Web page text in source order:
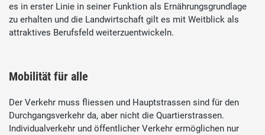
es in erster Linie in seiner Funktion als Ernährungsgrundlage
zu erhalten und die Landwirtschaft gilt es mit Weitblick als
attraktives Berufsfeld weiterzuentwickeln.
Mobilität für alle
Der Verkehr muss fliessen und Hauptstrassen sind für den
Durchgangsverkehr da, aber nicht die Quartierstrassen.
Individualverkehr und öffentlicher Verkehr ermöglichen nur